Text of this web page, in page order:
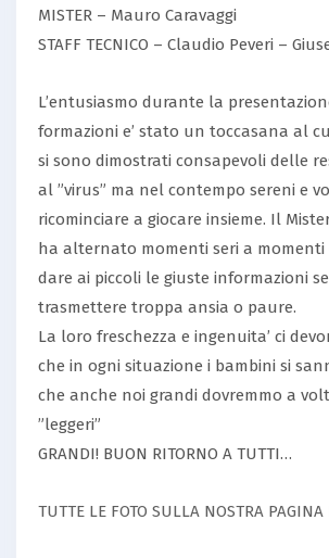
MISTER – Mauro Caravaggi
STAFF TECNICO – Claudio Peveri –
L’entusiasmo durante la
formazioni e’ stato un toccasana al
si sono dimostrati consapevoli delle
al ”virus” ma nel contempo sereni e
ricominciare a giocare insieme. Il
ha alternato momenti seri a momenti
dare ai piccoli le giuste informazioni
trasmettere troppa ansia o paure.
La loro freschezza e ingenuita’ ci
che in ogni situazione i bambini si
che anche noi grandi dovremmo a
”leggeri”
GRANDI! BUON RITORNO A TUTTI…
TUTTE LE FOTO SULLA NOSTRA PAGINA